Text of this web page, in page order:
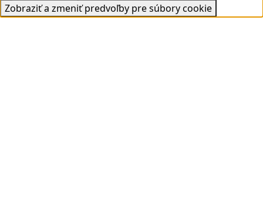
Zobraziť a zmeniť predvoľby pre súbory cookie